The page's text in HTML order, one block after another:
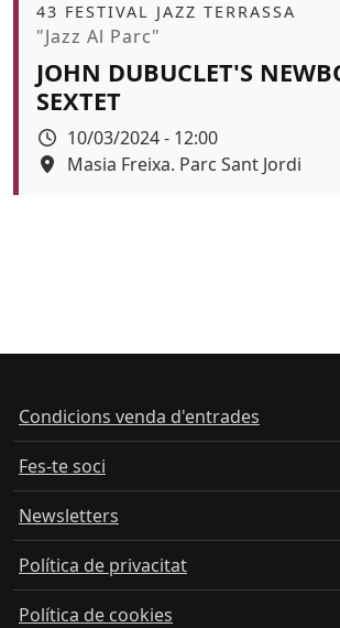
Àmbit
43 FESTIVAL JAZZ TERRASSA
Promoció
"Jazz Al Parc"
JOHN DUBUCLET'S
SEXTET
Data
10/03/2024 - 12:00
Espai
Masia Freixa. Parc Sant Jordi
Condicions venda d'entrades
Fes-te soci
Newsletters
Política de privacitat
Política de cookies